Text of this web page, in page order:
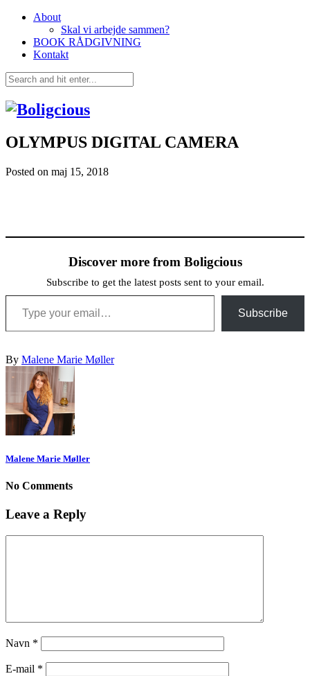
About
Skal vi arbejde sammen?
BOOK RÅDGIVNING
Kontakt
OLYMPUS DIGITAL CAMERA
Posted on maj 15, 2018
Discover more from Boligcious
Subscribe to get the latest posts sent to your email.
Type your email…
Subscribe
By Malene Marie Møller
Malene Marie Møller
No Comments
Leave a Reply
Navn *
E-mail *